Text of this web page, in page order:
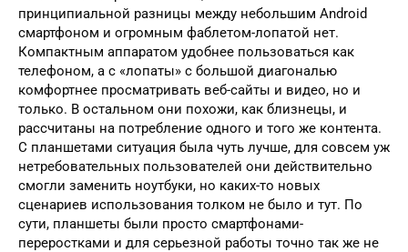
принципиальной разницы между небольшим Android
смартфоном и огромным фаблетом-лопатой нет.
Компактным аппаратом удобнее пользоваться как
телефоном, а с «лопаты» с большой диагональю
комфортнее просматривать веб-сайты и видео, но и
только. В остальном они похожи, как близнецы, и
рассчитаны на потребление одного и того же контента.
С планшетами ситуация была чуть лучше, для совсем уж
нетребовательных пользователей они действительно
смогли заменить ноутбуки, но каких-то новых
сценариев использования толком не было и тут. По
сути, планшеты были просто смартфонами-
переростками и для серьезной работы точно так же не